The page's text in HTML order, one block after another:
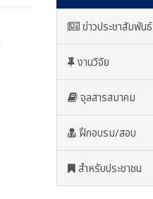
ข่าวประชาสัมพันธ์
งานวิจัย
จุลสารสมาคม
ฝึกอบรม/สอบ
สำหรับประชาชน